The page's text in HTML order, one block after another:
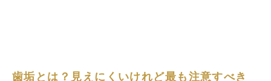
歯垢とは？見えにくいけれど最も注意すべき